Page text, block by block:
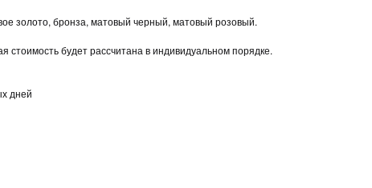
золото, бронза, матовый черный, матовый розовый.
стоимость будет рассчитана в индивидуальном порядке.
дней